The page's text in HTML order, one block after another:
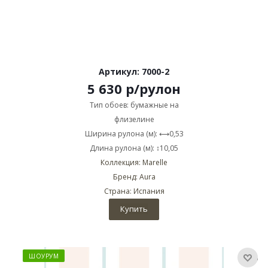
Артикул: 7000-2
5 630 р/рулон
Тип обоев: бумажные на
флизелине
Ширина рулона (м): ⟷0,53
Длина рулона (м): ↕10,05
Коллекция: Marelle
Бренд: Aura
Страна: Испания
Купить
ШОУРУМ